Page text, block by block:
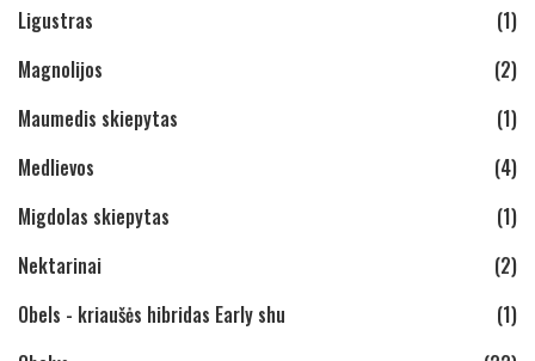
Ligustras
(1)
Magnolijos
(2)
Maumedis skiepytas
(1)
Medlievos
(4)
Migdolas skiepytas
(1)
Nektarinai
(2)
Obels - kriaušės hibridas Early shu
(1)